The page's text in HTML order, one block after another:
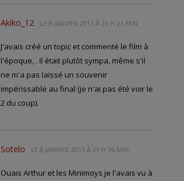
Akiko_12 LE 8 JANVIER 2011 À 21 H 21 MIN
J'avais créé un topic et commenté le film à
l'époque, . Il était plutôt sympa, même s'il
ne m'a pas laissé un souvenir
impérissable au final (je n'ai pas été voir le
2 du coup).
Sotelo LE 8 JANVIER 2011 À 21 H 39 MIN
Ouais Arthur et les Minimoys je l'avais vu à